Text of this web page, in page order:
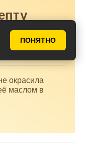
ПОНЯТНО
окрасила
маслом в